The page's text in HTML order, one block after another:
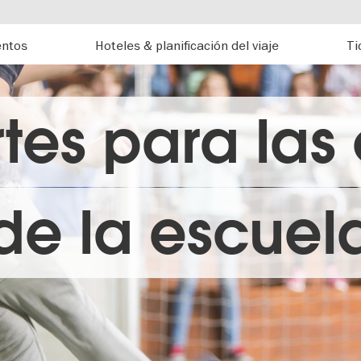
Hoteles & planificación del viaje
para las
la